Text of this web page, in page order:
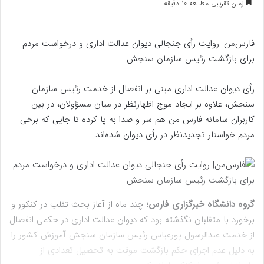
زمان تقریبی مطالعه 10 دقیقه
فارس‌من| روایت رأی جنجالی دیوان عدالت اداری و درخواست مردم
برای بازگشت رئیس سازمان سنجش
رأی دیوان عدالت اداری مبنی بر انفصال از خدمت رئیس سازمان
سنجش، علاوه بر ایجاد موج اظهارنظر در میان مسؤولان، در بین
کاربران سامانه فارس من هم سر و صدا به پا کرده تا جایی که برخی
مردم خواستار تجدیدنظر در رأی دیوان شده‌اند.
گروه دانشگاه خبرگزاری فارس؛ چند ماه از آغاز بحث تقلب در کنکور و
برخورد با متقلبان نگذشته بود که دیوان عدالت اداری در حکمی انفصال
از خدمت عبدالرسول پورعباس رئیس سازمان سنجش آموزش کشور را
به دلیل عدم اجرای حکم بازگشت موقت به تحصیل تعدادی از